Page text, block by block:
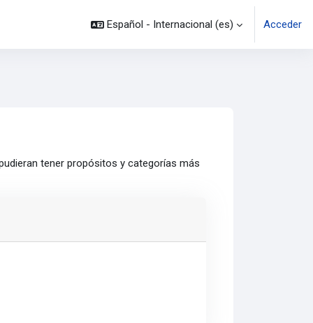
Español - Internacional ‎(es)‎ Acceder
tener propósitos y categorías más